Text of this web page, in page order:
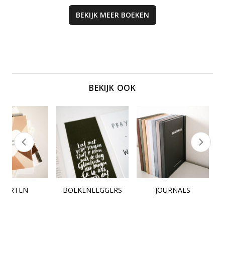
BEKIJK MEER BOEKEN
BEKIJK OOK
BOEKENLEGGERS JOURNALS